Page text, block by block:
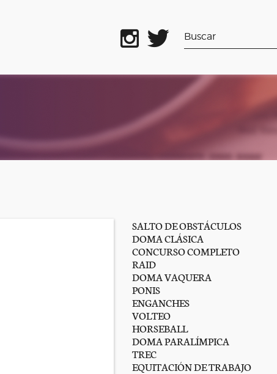
SALTO DE OBSTÁCULOS
DOMA CLÁSICA
CONCURSO COMPLETO
RAID
DOMA VAQUERA
PONIS
ENGANCHES
VOLTEO
HORSEBALL
DOMA PARALÍMPICA
TREC
EQUITACIÓN DE TRABAJO